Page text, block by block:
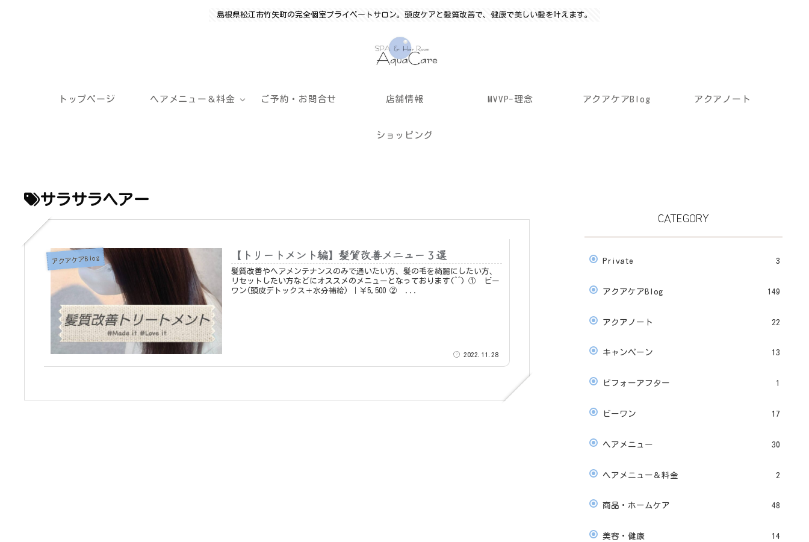
島根県松江市竹矢町の完全個室プライベートサロン。頭皮ケアと髪質改善で、健康で美しい髪を叶えます。
トップページ ヘアメニュー＆料金 ご予約・お問合せ 店舗情報 MVVP-理念 アクアケアBlog アクアノート
ショッピング
サラサラヘアー
アクアケアBlog 【トリートメント編】髪質改善メニュー３選
髪質改善やヘアメンテナンスのみで通いたい方、髪の毛を綺麗にしたい方、
リセットしたい方などにオススメのメニューとなっております(^^) ① ビー
ワン(頭皮デトックス＋水分補給) ｜￥5,500 ② ...
2022.11.28
CATEGORY
Private 3
アクアケアBlog 149
アクアノート 22
キャンペーン 13
ビフォーアフター 1
ビーワン 17
ヘアメニュー 30
ヘアメニュー＆料金 2
商品・ホームケア 48
美容・健康 14